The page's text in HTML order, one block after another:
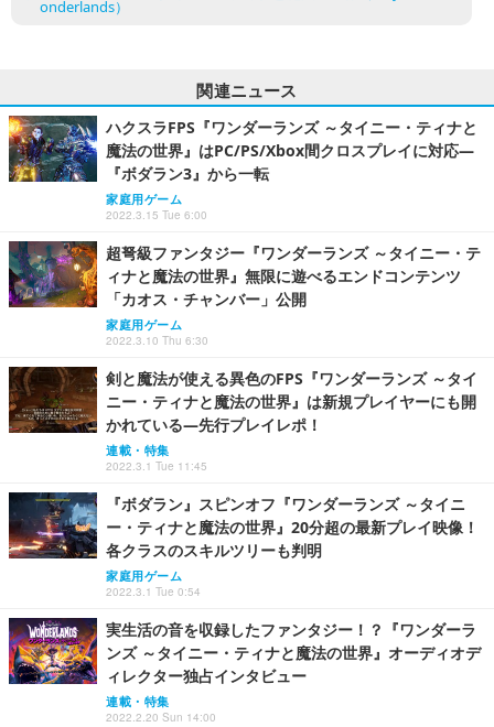
onderlands）
関連ニュース
ハクスラFPS『ワンダーランズ ～タイニー・ティナと
魔法の世界』はPC/PS/Xbox間クロスプレイに対応―
『ボダラン3』から一転
家庭用ゲーム
2022.3.15 Tue 6:00
超弩級ファンタジー『ワンダーランズ ～タイニー・テ
ィナと魔法の世界』無限に遊べるエンドコンテンツ
「カオス・チャンバー」公開
家庭用ゲーム
2022.3.10 Thu 6:30
剣と魔法が使える異色のFPS『ワンダーランズ ～タイ
ニー・ティナと魔法の世界』は新規プレイヤーにも開
かれている―先行プレイレポ！
連載・特集
2022.3.1 Tue 11:45
『ボダラン』スピンオフ『ワンダーランズ ～タイニ
ー・ティナと魔法の世界』20分超の最新プレイ映像！
各クラスのスキルツリーも判明
家庭用ゲーム
2022.3.1 Tue 0:54
実生活の音を収録したファンタジー！？『ワンダーラ
ンズ ～タイニー・ティナと魔法の世界』オーディオデ
ィレクター独占インタビュー
連載・特集
2022.2.20 Sun 14:00